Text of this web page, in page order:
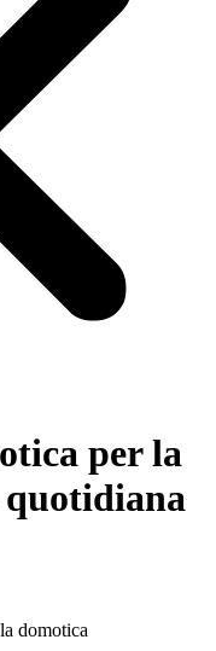
per la
quotidiana